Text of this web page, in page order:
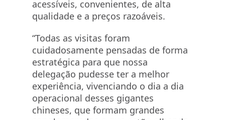
acessíveis, convenientes, de alta
qualidade e a preços razoáveis.
“Todas as visitas foram
cuidadosamente pensadas de forma
estratégica para que nossa
delegação pudesse ter a melhor
experiência, vivenciando o dia a dia
operacional desses gigantes
chineses, que formam grandes